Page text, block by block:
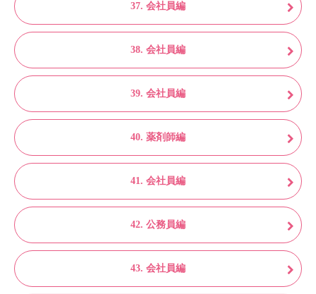
37. 会社員編
38. 会社員編
39. 会社員編
40. 薬剤師編
41. 会社員編
42. 公務員編
43. 会社員編